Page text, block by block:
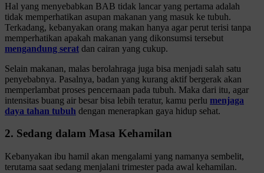
Hal yang menyebabkan BAB tidak lancar yang pertama adalah
tidak memperhatikan asupan makanan yang masuk ke tubuh.
Terkadang, kebanyakan orang makan hanya agar perut terisi tanpa
memperhatikan apakah makanan yang dikonsumsi tersebut
mengandung serat dan cairan yang cukup.
Selain makanan, malas berolahraga juga bisa menjadi salah satu
penyebabnya. Pasalnya, badan yang kurang aktif bergerak akan
memperlambat proses pencernaan pada tubuh. Maka dari itu, agar
intensitas buang air besar bisa lebih teratur, kamu perlu menjaga
daya tahan tubuh dengan menerapkan gaya hidup sehat.
2. Sedang dalam Masa Kehamilan
Kebanyakan ibu hamil akan mengalami yang namanya sembelit,
terutama saat sedang menjalani trimester pada awal kehamilan.